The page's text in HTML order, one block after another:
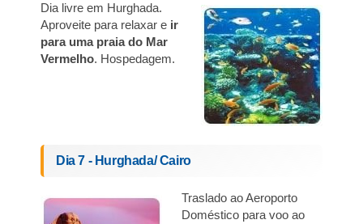
Dia livre em Hurghada.
Aproveite para relaxar e ir
para uma praia do Mar
Vermelho. Hospedagem.
Dia 7 - Hurghada/ Cairo
Traslado ao Aeroporto
Doméstico para voo ao